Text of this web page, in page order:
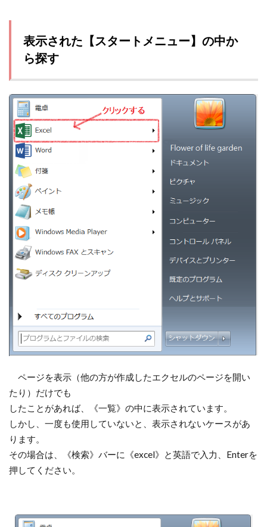
表示された【スタートメニュー】の中か
ら探す
ページを表示（他の方が作成したエクセルのページを開い
たり）だけでも
したことがあれば、《一覧》の中に表示されています。
しかし、一度も使用していないと、表示されないケースがあ
ります。
その場合は、《検索》バーに《excel》と英語で入力、Enterを
押してください。